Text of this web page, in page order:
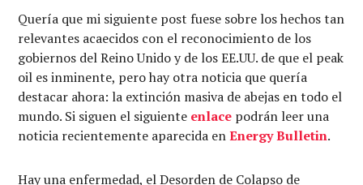
Quería que mi siguiente post fuese sobre los hechos tan
relevantes acaecidos con el reconocimiento de los
gobiernos del Reino Unido y de los EE.UU. de que el peak
oil es inminente, pero hay otra noticia que quería
destacar ahora: la extinción masiva de abejas en todo el
mundo. Si siguen el siguiente enlace podrán leer una
noticia recientemente aparecida enEnergy Bulletin.
Hay una enfermedad, el Desorden de Colapso de